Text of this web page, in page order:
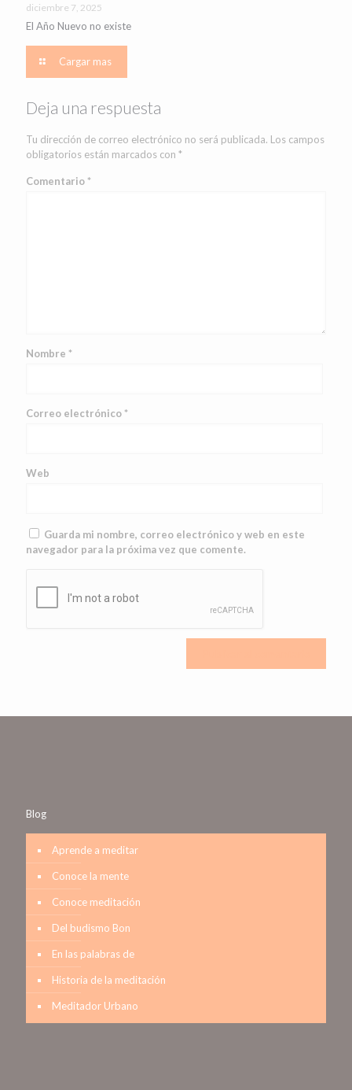
diciembre 7, 2025
El Año Nuevo no existe
Cargar mas
Deja una respuesta
Tu dirección de correo electrónico no será publicada. Los campos
obligatorios están marcados con *
Comentario *
Nombre *
Correo electrónico *
Web
Guarda mi nombre, correo electrónico y web en este
navegador para la próxima vez que comente.
Blog
Aprende a meditar
Conoce la mente
Conoce meditación
Del budismo Bon
En las palabras de
Historia de la meditación
Meditador Urbano